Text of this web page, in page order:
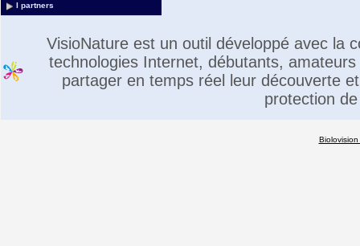
I partners
VisioNature est un outil développé avec la
technologies Internet, débutants,
partager en temps réel leur découverte
protection
Biolovision